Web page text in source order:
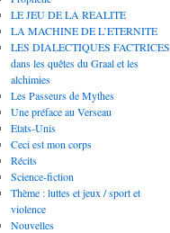
LE JEU DE LA REALITE
LA MACHINE DE L’ETERNITE
LES DIALECTIQUES FACTRICES
dans les quêtes du Graal et les
alchimies
Les Passeurs de Mythes
Une préface au Verseau
Etats-Unis
Ceci est mon corps
Récits
Science-fiction
Thème : luttes et jeux / sport et
violence
Nouvelles